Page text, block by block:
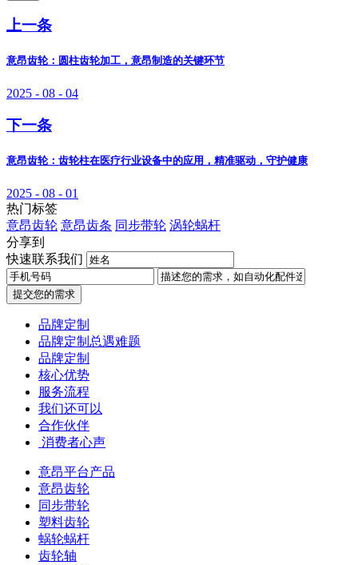
上一条
意昂齿轮：圆柱齿轮加工，意昂制造的关键环节
2025 - 08 - 04
下一条
意昂齿轮：齿轮柱在医疗行业设备中的应用，精准驱动，守护健康
2025 - 08 - 01
热门标签
意昂齿轮 意昂齿条 同步带轮 涡轮蜗杆
分享到
快速联系我们
提交您的需求
品牌定制
品牌定制总遇难题
品牌定制
核心优势
服务流程
我们还可以
合作伙伴
​ 消费者心声
意昂平台产品
意昂齿轮
同步带轮
塑料齿轮
蜗轮蜗杆
齿轮轴